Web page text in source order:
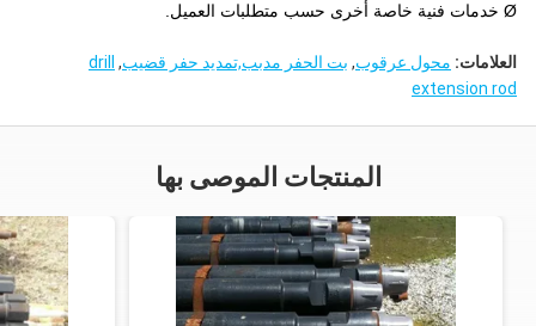
Ø خدمات فنية خاصة أخرى حسب متطلبات العميل.
العلامات: محول عرقوب, بت الحفر مدبب,تمديد حفر قضيب,
drill
extension rod
المنتجات الموصى بها